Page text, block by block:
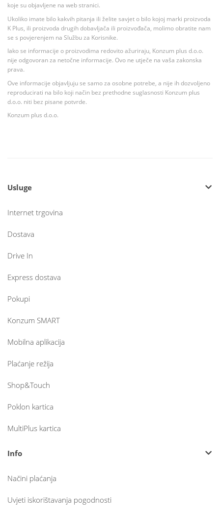
koje su objavljene na web stranici.
Ukoliko imate bilo kakvih pitanja ili želite savjet o bilo kojoj marki proizvoda
K Plus, ili proizvoda drugih dobavljača ili proizvođača, molimo obratite nam
se s povjerenjem na Službu za Korisnike.
Iako se informacije o proizvodima redovito ažuriraju, Konzum plus d.o.o.
nije odgovoran za netočne informacije. Ovo ne utječe na vaša zakonska
prava.
Ove informacije objavljuju se samo za osobne potrebe, a nije ih dozvoljeno
reproducirati na bilo koji način bez prethodne suglasnosti Konzum plus
d.o.o. niti bez pisane potvrde.
Konzum plus d.o.o.
Usluge
Internet trgovina
Dostava
Drive In
Express dostava
Pokupi
Konzum SMART
Mobilna aplikacija
Plaćanje režija
Shop&Touch
Poklon kartica
MultiPlus kartica
Info
Načini plaćanja
Uvjeti iskorištavanja pogodnosti